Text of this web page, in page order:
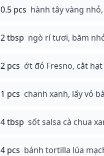
0.5 pcs hành tây vàng
2 tbsp ngò rí tươi, băm
2 pcs ớt đỏ Fresno, cắt
1 pcs chanh xanh, lấy vỏ
4 tbsp sốt salsa cà chua
4 pcs bánh tortilla lúa